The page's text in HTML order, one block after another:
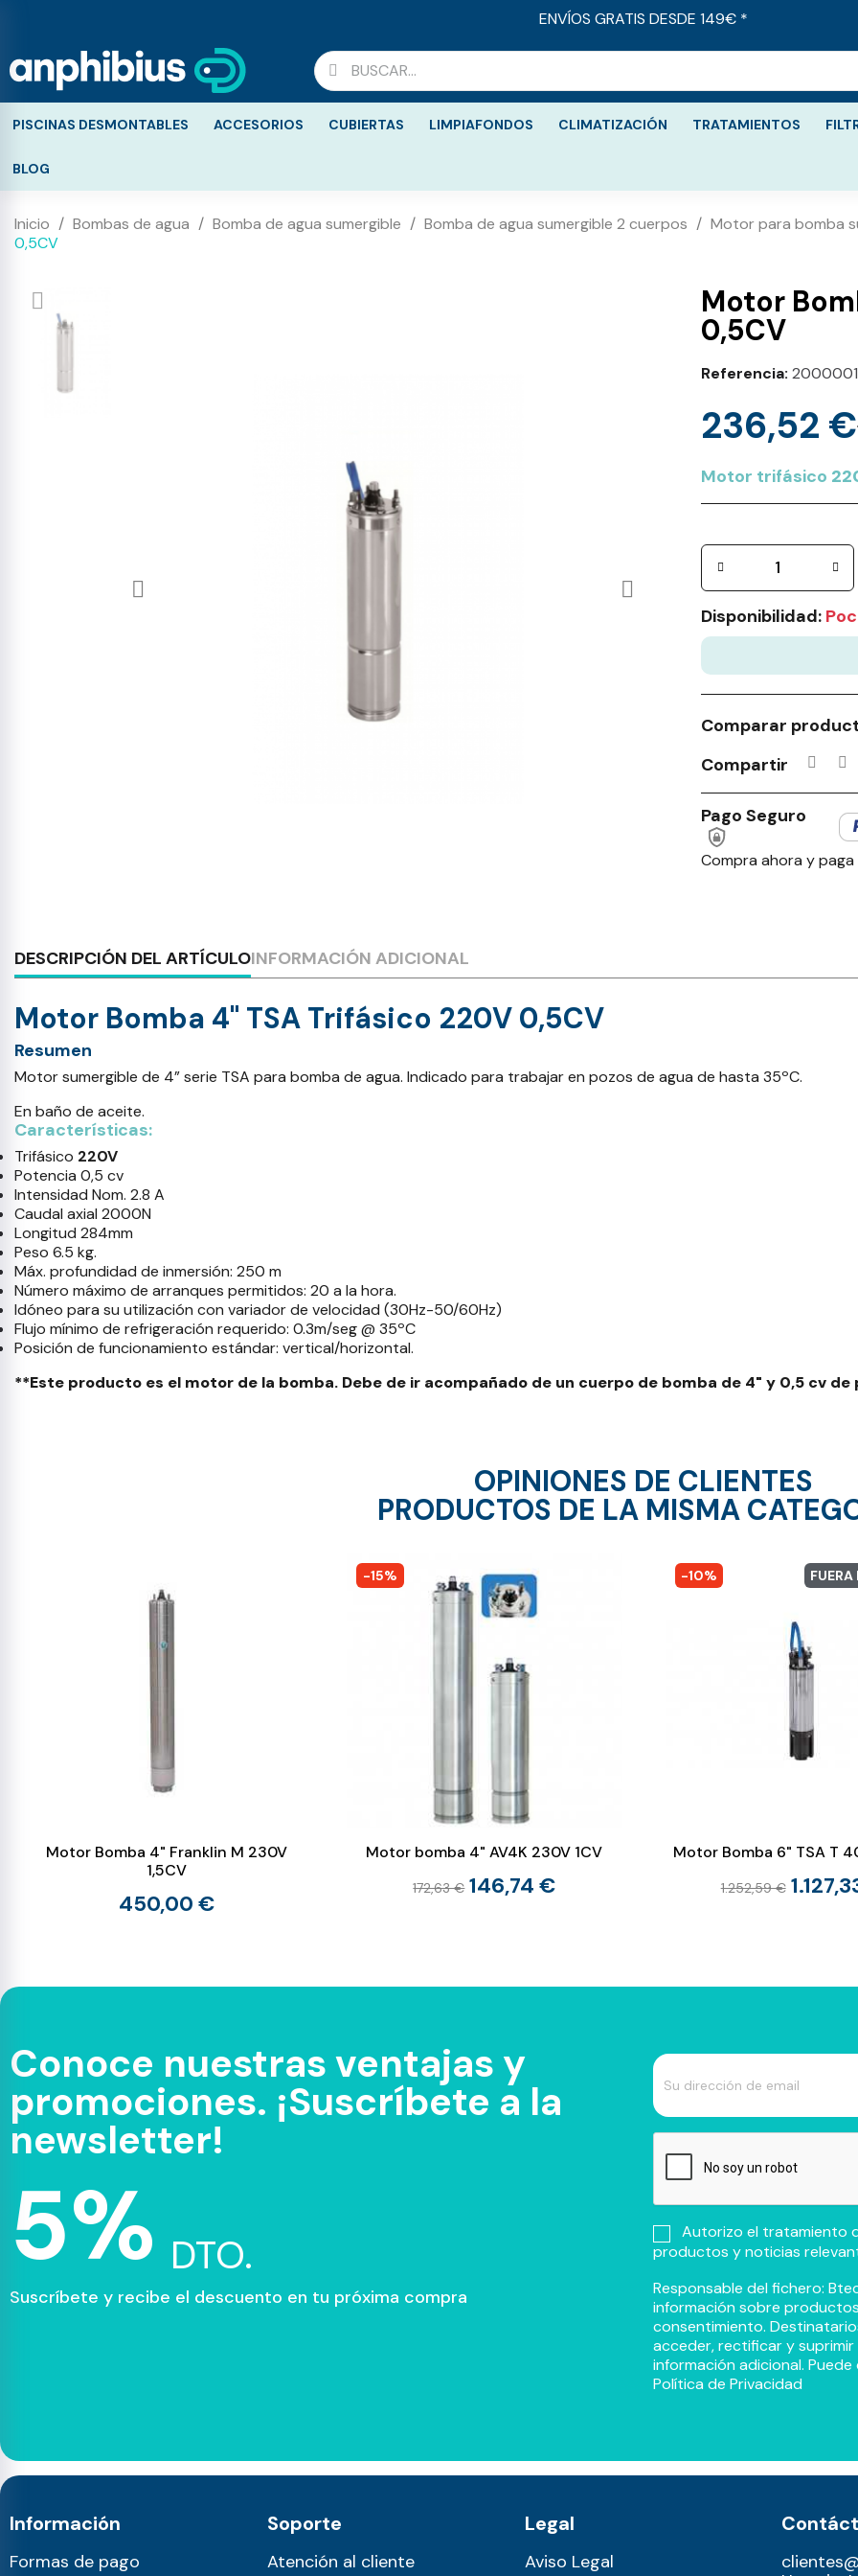
ENVÍOS GRATIS DESDE 149€ *
PISCINAS DESMONTABLES ACCESORIOS CUBIERTAS LIMPIAFONDOS CLIMATIZACIÓN TRATAMIENTOS
BLOG
Inicio Bombas de agua Bomba de agua sumergible Bomba de agua sumergible 2 cuerpos Motor para bomba
0,5CV
Motor
0,5CV
Referencia
236,52 €
Motor trifásico
Disponibilidad:
Comparar
Compartir
Pago Seguro
Compra ahora y
DESCRIPCIÓN DEL ARTÍCULOINFORMACIÓN ADICIONAL
Motor Bomba 4" TSA Trifásico 220V 0,5CV
Resumen
Motor sumergible de 4” serie TSA para bomba de agua. Indicado para trabajar en pozos de agua de hasta 35ºC.
En baño de aceite.
Características:
Trifásico 220V
Potencia 0,5 cv
Intensidad Nom. 2.8 A
Caudal axial 2000N
Longitud 284mm
Peso 6.5 kg.
Máx. profundidad de inmersión: 250 m
Número máximo de arranques permitidos: 20 a la hora.
Idóneo para su utilización con variador de velocidad (30Hz-50/60Hz)
Flujo mínimo de refrigeración requerido: 0.3m/seg @ 35ºC
Posición de funcionamiento estándar: vertical/horizontal.
**Este producto es el motor de la bomba. Debe de ir acompañado de un cuerpo de bomba de 4" y 0,5 cv de
OPINIONES DE CLIENTES
PRODUCTOS DE LA MISMA
Motor Bomba 4" Franklin M 230V
1,5CV
450,00 €
-15%
Motor bomba 4" AV4K 230V 1CV
172,63 € 146,74 €
-10%
Motor Bomba 6" TSA T
1.252,59 €
Conoce nuestras ventajas y
promociones. ¡Suscríbete a la
newsletter!
5% DTO.
Suscríbete y recibe el descuento en tu próxima compra
Autorizo el tratamiento
productos y noticias
Responsable del fichero:
información sobre
consentimiento.
acceder, rectificar y
información adicional.
Política de Privacidad
Información
Formas de pago
Soporte
Atención al cliente
Legal
Aviso Legal